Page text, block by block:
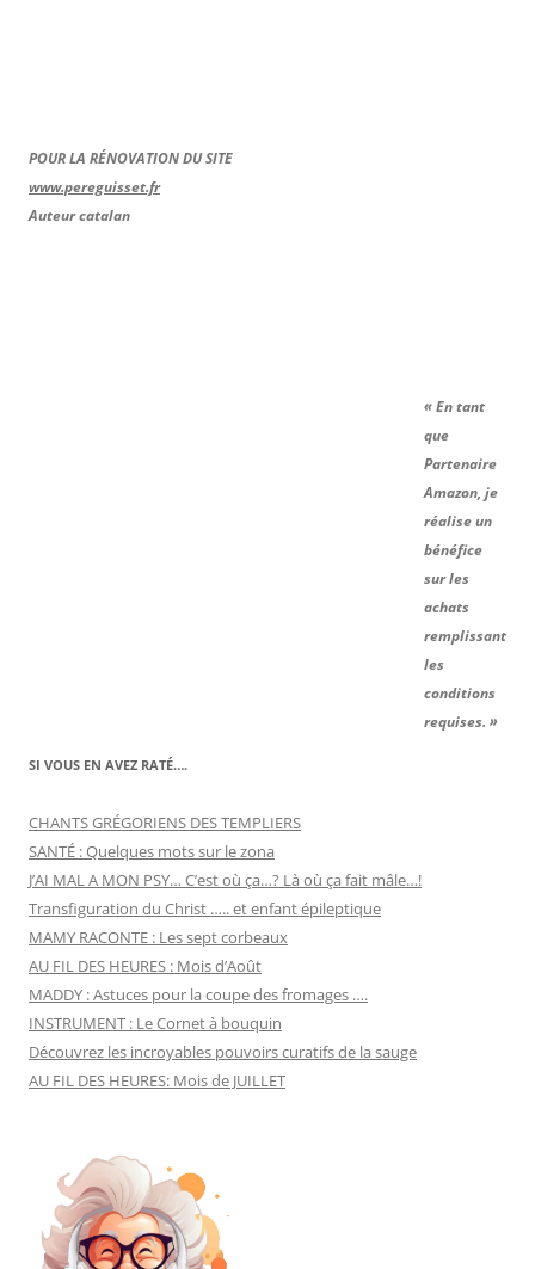
POUR LA RÉNOVATION DU SITE
www.pereguisset.fr
Auteur catalan
« En tant
que
Partenaire
Amazon, je
réalise un
bénéfice
sur les
achats
remplissant
les
conditions
requises. »
SI VOUS EN AVEZ RATÉ….
CHANTS GRÉGORIENS DES TEMPLIERS
SANTÉ : Quelques mots sur le zona
J’AI MAL A MON PSY… C’est où ça…? Là où ça fait mâle…!
Transfiguration du Christ ….. et enfant épileptique
MAMY RACONTE : Les sept corbeaux
AU FIL DES HEURES : Mois d’Août
MADDY : Astuces pour la coupe des fromages ….
INSTRUMENT : Le Cornet à bouquin
Découvrez les incroyables pouvoirs curatifs de la sauge
AU FIL DES HEURES: Mois de JUILLET